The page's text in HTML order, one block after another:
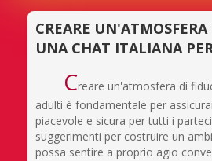
CREARE
UNA CHAT ITALIANA
Creare un'atmosfera di
adulti è fondamentale per
piacevole e sicura per tutti i
suggerimenti per costruire un
possa sentire a proprio agio